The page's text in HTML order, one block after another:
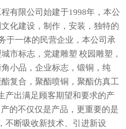
有限公司始建于1998年，本公
化建设，制作，安装，独特的
于一体的民营企业，本公司承
市标志，党建雕塑 校园雕塑，
小品，企业标志，锻铜，纯
复合，聚酯喷铜，聚酯仿真工
产出满足顾客期望和要求的产
的不仅仅是产品，更重要的是
不断吸收新技术、引进新设